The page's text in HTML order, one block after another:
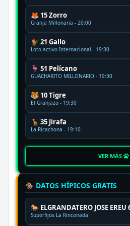
🦊 15 Zorro
Granja Millonaria - 20:00
🐓 21 Gallo
Loto activo Internacional - 19:30
🦩 51 Pelícano
GUACHARITO MILLONARIO - 19:30
🐯 10 Tigre
El Granjazo - 19:30
🦒 35 Jirafa
La Ricachona - 19:10
VER MÁS
🏇 DATOS HÍPICOS GRATIS
🐎 ELGRANDATERO JOSE EREU
Superfijos La Rinconada